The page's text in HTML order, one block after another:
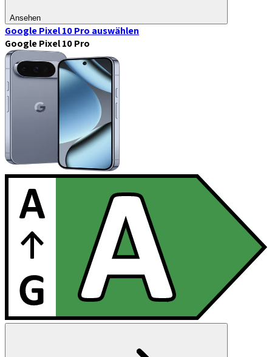
Ansehen
Google Pixel 10 Pro auswählen
Google Pixel 10 Pro